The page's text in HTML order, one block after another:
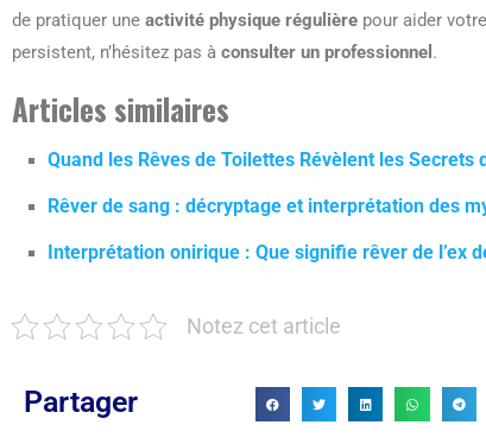
de pratiquer une activité physique régulière pour aider
persistent, n’hésitez pas à consulter un professionnel .
Articles similaires
Quand les Rêves de Toilettes Révèlent les
Rêver de sang : décryptage et interprétation des
Interprétation onirique : Que signifie rêver de l’ex
Notez cet article
Partager